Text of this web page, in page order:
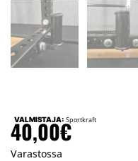
VALMISTAJA: Sportkraft
40,00€
Varastossa